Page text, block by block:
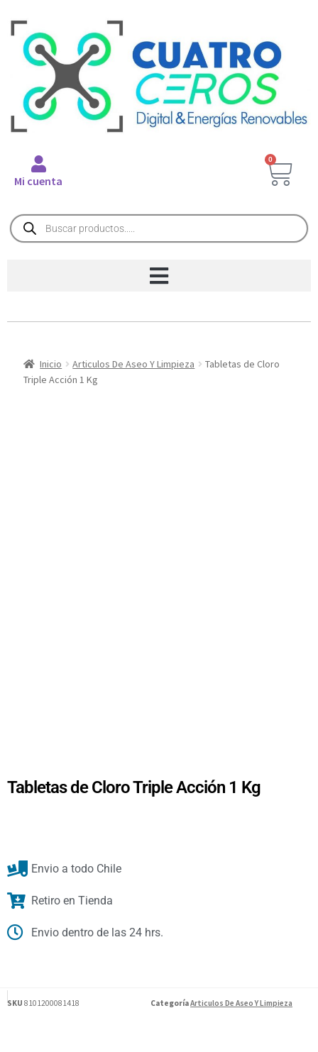
Mi cuenta
0
Inicio Articulos De Aseo Y Limpieza
Tabletas de Cloro
Triple Acción 1 Kg
Tabletas de Cloro Triple Acción 1 Kg
Envio a todo Chile
Retiro en Tienda
Envio dentro de las 24 hrs.
SKU 8101200081418 CategoríaArticulos De Aseo Y Limpieza